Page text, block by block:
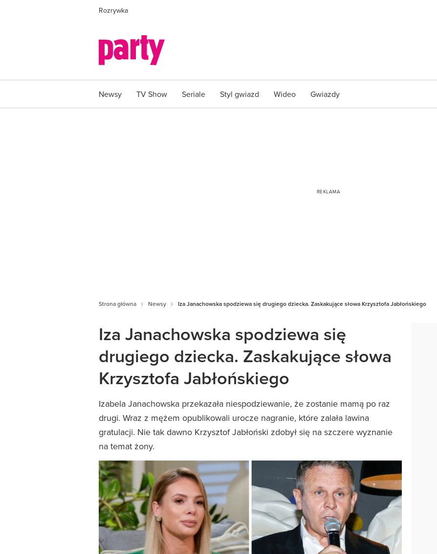
Rozrywka
Newsy TV Show Seriale Styl gwiazd Wideo Gwiazdy
Strona główna Newsy Iza Janachowska spodziewa się drugiego dziecka. Zaskakujące słowa Krzysztofa Jabłońskiego
Iza Janachowska spodziewa się
drugiego dziecka. Zaskakujące słowa
Krzysztofa Jabłońskiego
Izabela Janachowska przekazała niespodziewanie, że zostanie mamą po raz
drugi. Wraz z mężem opublikowali urocze nagranie, które zalała lawina
gratulacji. Nie tak dawno Krzysztof Jabłoński zdobył się na szczere wyznanie
na temat żony.